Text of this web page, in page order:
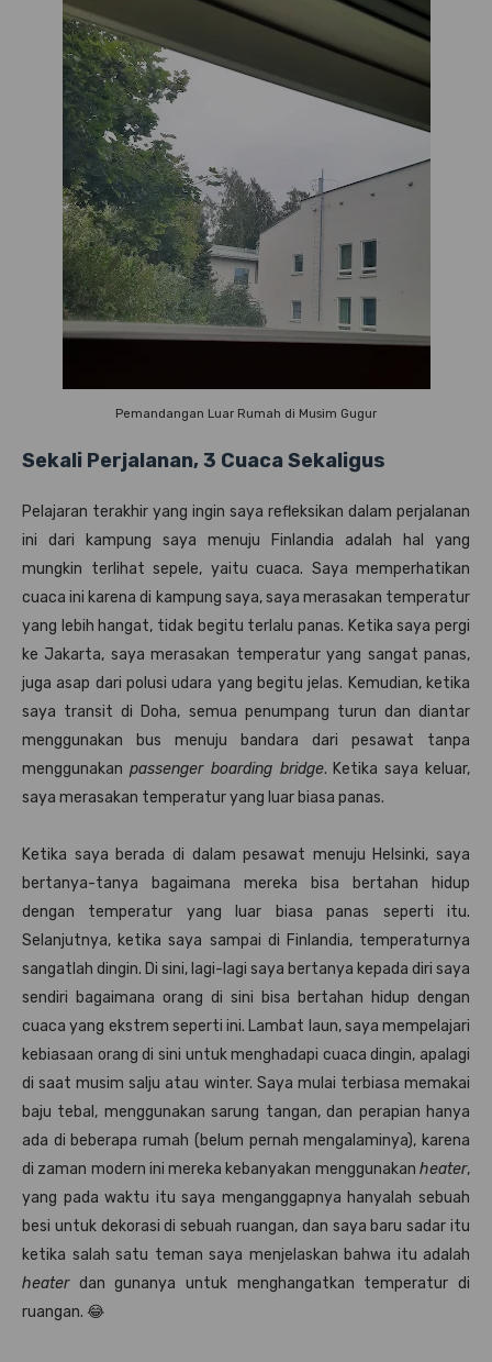
Pemandangan Luar Rumah di Musim Gugur
Sekali Perjalanan, 3 Cuaca Sekaligus
Pelajaran terakhir yang ingin saya refleksikan dalam perjalanan
ini dari kampung saya menuju Finlandia adalah hal yang
mungkin terlihat sepele, yaitu cuaca. Saya memperhatikan
cuaca ini karena di kampung saya, saya merasakan temperatur
yang lebih hangat, tidak begitu terlalu panas. Ketika saya pergi
ke Jakarta, saya merasakan temperatur yang sangat panas,
juga asap dari polusi udara yang begitu jelas. Kemudian, ketika
saya transit di Doha, semua penumpang turun dan diantar
menggunakan bus menuju bandara dari pesawat tanpa
menggunakan passenger boarding bridge. Ketika saya keluar,
saya merasakan temperatur yang luar biasa panas.
Ketika saya berada di dalam pesawat menuju Helsinki, saya
bertanya-tanya bagaimana mereka bisa bertahan hidup
dengan temperatur yang luar biasa panas seperti itu.
Selanjutnya, ketika saya sampai di Finlandia, temperaturnya
sangatlah dingin. Di sini, lagi-lagi saya bertanya kepada diri saya
sendiri bagaimana orang di sini bisa bertahan hidup dengan
cuaca yang ekstrem seperti ini. Lambat laun, saya mempelajari
kebiasaan orang di sini untuk menghadapi cuaca dingin, apalagi
di saat musim salju atau winter. Saya mulai terbiasa memakai
baju tebal, menggunakan sarung tangan, dan perapian hanya
ada di beberapa rumah (belum pernah mengalaminya), karena
di zaman modern ini mereka kebanyakan menggunakan heater,
yang pada waktu itu saya menganggapnya hanyalah sebuah
besi untuk dekorasi di sebuah ruangan, dan saya baru sadar itu
ketika salah satu teman saya menjelaskan bahwa itu adalah
heaterdan gunanya untuk menghangatkan temperatur di
ruangan. 😂